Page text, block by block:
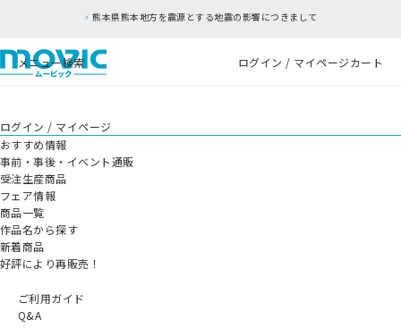
熊本県熊本地方を震源とする地震の影響につきまして
メニュー検索 ログイン / マイページカート
ログイン / マイページ
おすすめ情報
事前・事後・イベント通販
受注生産商品
フェア情報
商品一覧
作品名から探す
新着商品
好評により再販売！
ご利用ガイド
Q&A